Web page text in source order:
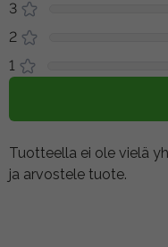
3
2
1
Tuotteella ei ole vielä
ja arvostele tuote.